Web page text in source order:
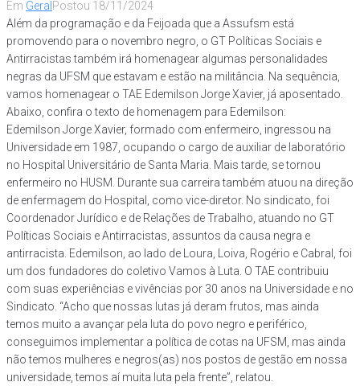
Em Geral Postou 18/11/2024
Além da programação e da Feijoada que a Assufsm está
promovendo para o novembro negro, o GT Políticas Sociais e
Antirracistas também irá homenagear algumas personalidades
negras da UFSM que estavam e estão na militância. Na sequência,
vamos homenagear o TAE Edemilson Jorge Xavier, já aposentado.
Abaixo, confira o texto de homenagem para Edemilson:
Edemilson Jorge Xavier, formado com enfermeiro, ingressou na
Universidade em 1987, ocupando o cargo de auxiliar de laboratório
no Hospital Universitário de Santa Maria. Mais tarde, se tornou
enfermeiro no HUSM. Durante sua carreira também atuou na direção
de enfermagem do Hospital, como vice-diretor. No sindicato, foi
Coordenador Jurídico e de Relações de Trabalho, atuando no GT
Políticas Sociais e Antirracistas, assuntos da causa negra e
antirracista. Edemilson, ao lado de Loura, Loiva, Rogério e Cabral, foi
um dos fundadores do coletivo Vamos à Luta. O TAE contribuiu
com suas experiências e vivências por 30 anos na Universidade e no
Sindicato. “Acho que nossas lutas já deram frutos, mas ainda
temos muito a avançar pela luta do povo negro e periférico,
conseguimos implementar a política de cotas na UFSM, mas ainda
não temos mulheres e negros(as) nos postos de gestão em nossa
universidade, temos aí muita luta pela frente”, relatou.